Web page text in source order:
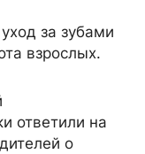
за зубами
взрослых.
ответили на
о